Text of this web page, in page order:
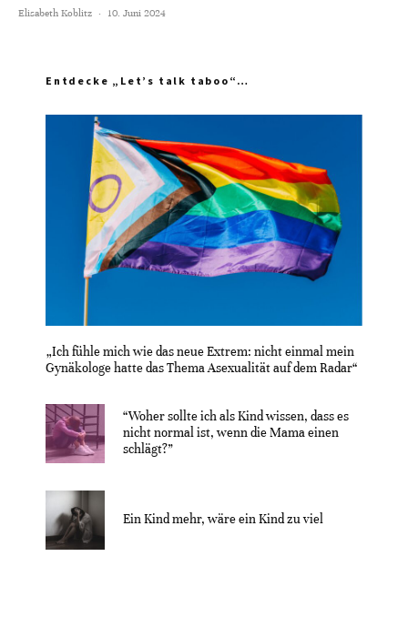
Elisabeth Koblitz · 10. Juni 2024
Entdecke „Let’s talk taboo“…
„Ich fühle mich wie das neue Extrem: nicht einmal mein
Gynäkologe hatte das Thema Asexualität auf dem Radar“
“Woher sollte ich als Kind wissen, dass es
nicht normal ist, wenn die Mama einen
schlägt?”
Ein Kind mehr, wäre ein Kind zu viel